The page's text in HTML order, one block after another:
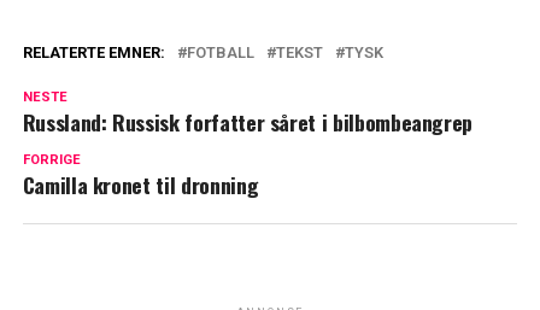
RELATERTE EMNER: FOTBALL TEKST TYSK
NESTE
Russland: Russisk forfatter såret i bilbombeangrep
FORRIGE
Camilla kronet til dronning